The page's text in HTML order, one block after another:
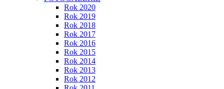
Rok 2020
Rok 2019
Rok 2018
Rok 2017
Rok 2016
Rok 2015
Rok 2014
Rok 2013
Rok 2012